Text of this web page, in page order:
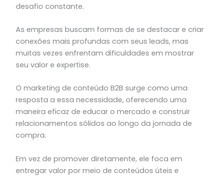
desafio constante.
As empresas buscam formas de se destacar e criar
conexões mais profundas com seus leads, mas
muitas vezes enfrentam dificuldades em mostrar
seu valor e expertise.
O marketing de conteúdo B2B surge como uma
resposta a essa necessidade, oferecendo uma
maneira eficaz de educar o mercado e construir
relacionamentos sólidos ao longo da jornada de
compra.
Em vez de promover diretamente, ele foca em
entregar valor por meio de conteúdos úteis e